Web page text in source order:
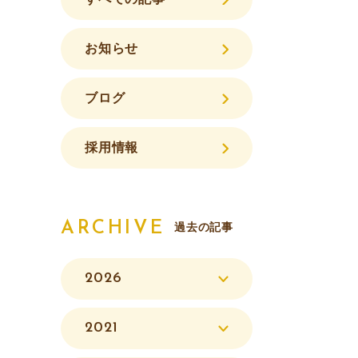
お知らせ
ブログ
採用情報
ARCHIVE 過去の記事
2026
2021